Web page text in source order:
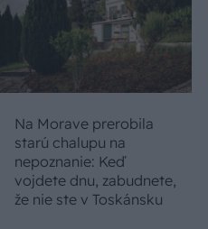
Na Morave prerobila
starú chalupu na
nepoznanie: Keď
vojdete dnu, zabudnete,
že nie ste v Toskánsku